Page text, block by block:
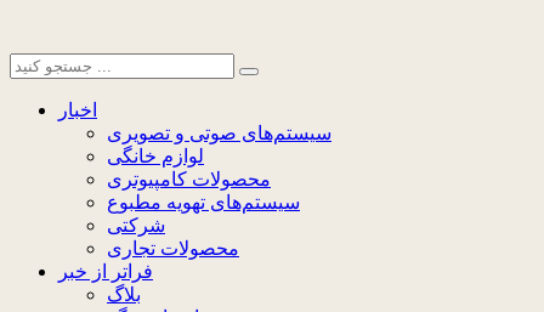
اخبار
سیستم‌های صوتی و تصویری
لوازم خانگی
محصولات کامپیوتری
سیستم‌های تهویه مطبوع
شرکتی
محصولات تجاری
فراتر از خبر
بلاگ